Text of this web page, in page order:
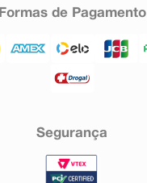
Formas de Pagamento
Segurança